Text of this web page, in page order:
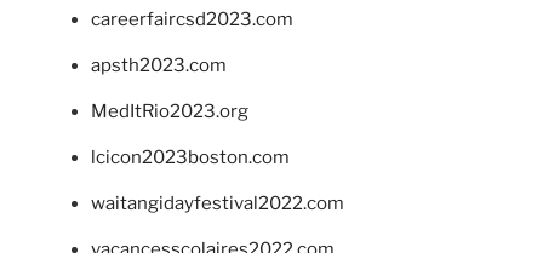
careerfaircsd2023.com
apsth2023.com
MedItRio2023.org
lcicon2023boston.com
waitangidayfestival2022.com